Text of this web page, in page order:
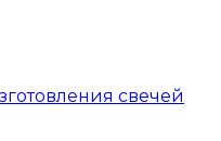
свечей